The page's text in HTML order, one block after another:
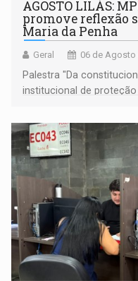
AGOSTO LILÁS:
promove reflexão
Maria da Penha
Geral 06 de Agosto
Palestra "Da
institucional de
Goiás